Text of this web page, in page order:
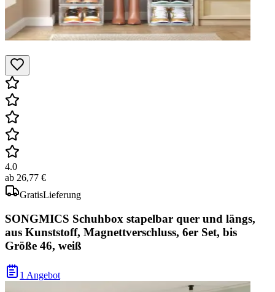
4.0
ab 26,77 €
GratisLieferung
SONGMICS Schuhbox stapelbar quer und längs,
aus Kunststoff, Magnettverschluss, 6er Set, bis
Größe 46, weiß
1 Angebot